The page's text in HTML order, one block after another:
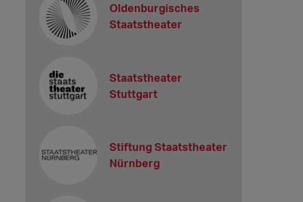
Oldenburgisches
Staatstheater
Staatstheater
Stuttgart
Stiftung Staatstheater
Nürnberg